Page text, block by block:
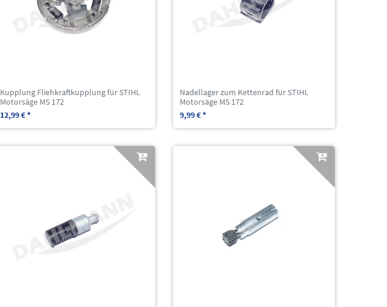
Kupplung Fliehkraftkupplung für STIHL
Motorsäge MS 172
12,99 € *
Nadellager zum Kettenrad für STIHL
Motorsäge MS 172
9,99 € *